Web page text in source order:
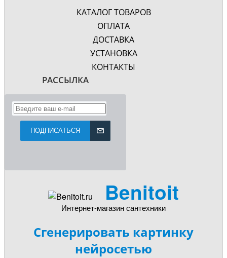
КАТАЛОГ ТОВАРОВ
ОПЛАТА
ДОСТАВКА
УСТАНОВКА
КОНТАКТЫ
РАССЫЛКА
ПОДПИСАТЬСЯ
Benitoit
Интернет-магазин сантехники
Сгенерировать картинку
нейросетью